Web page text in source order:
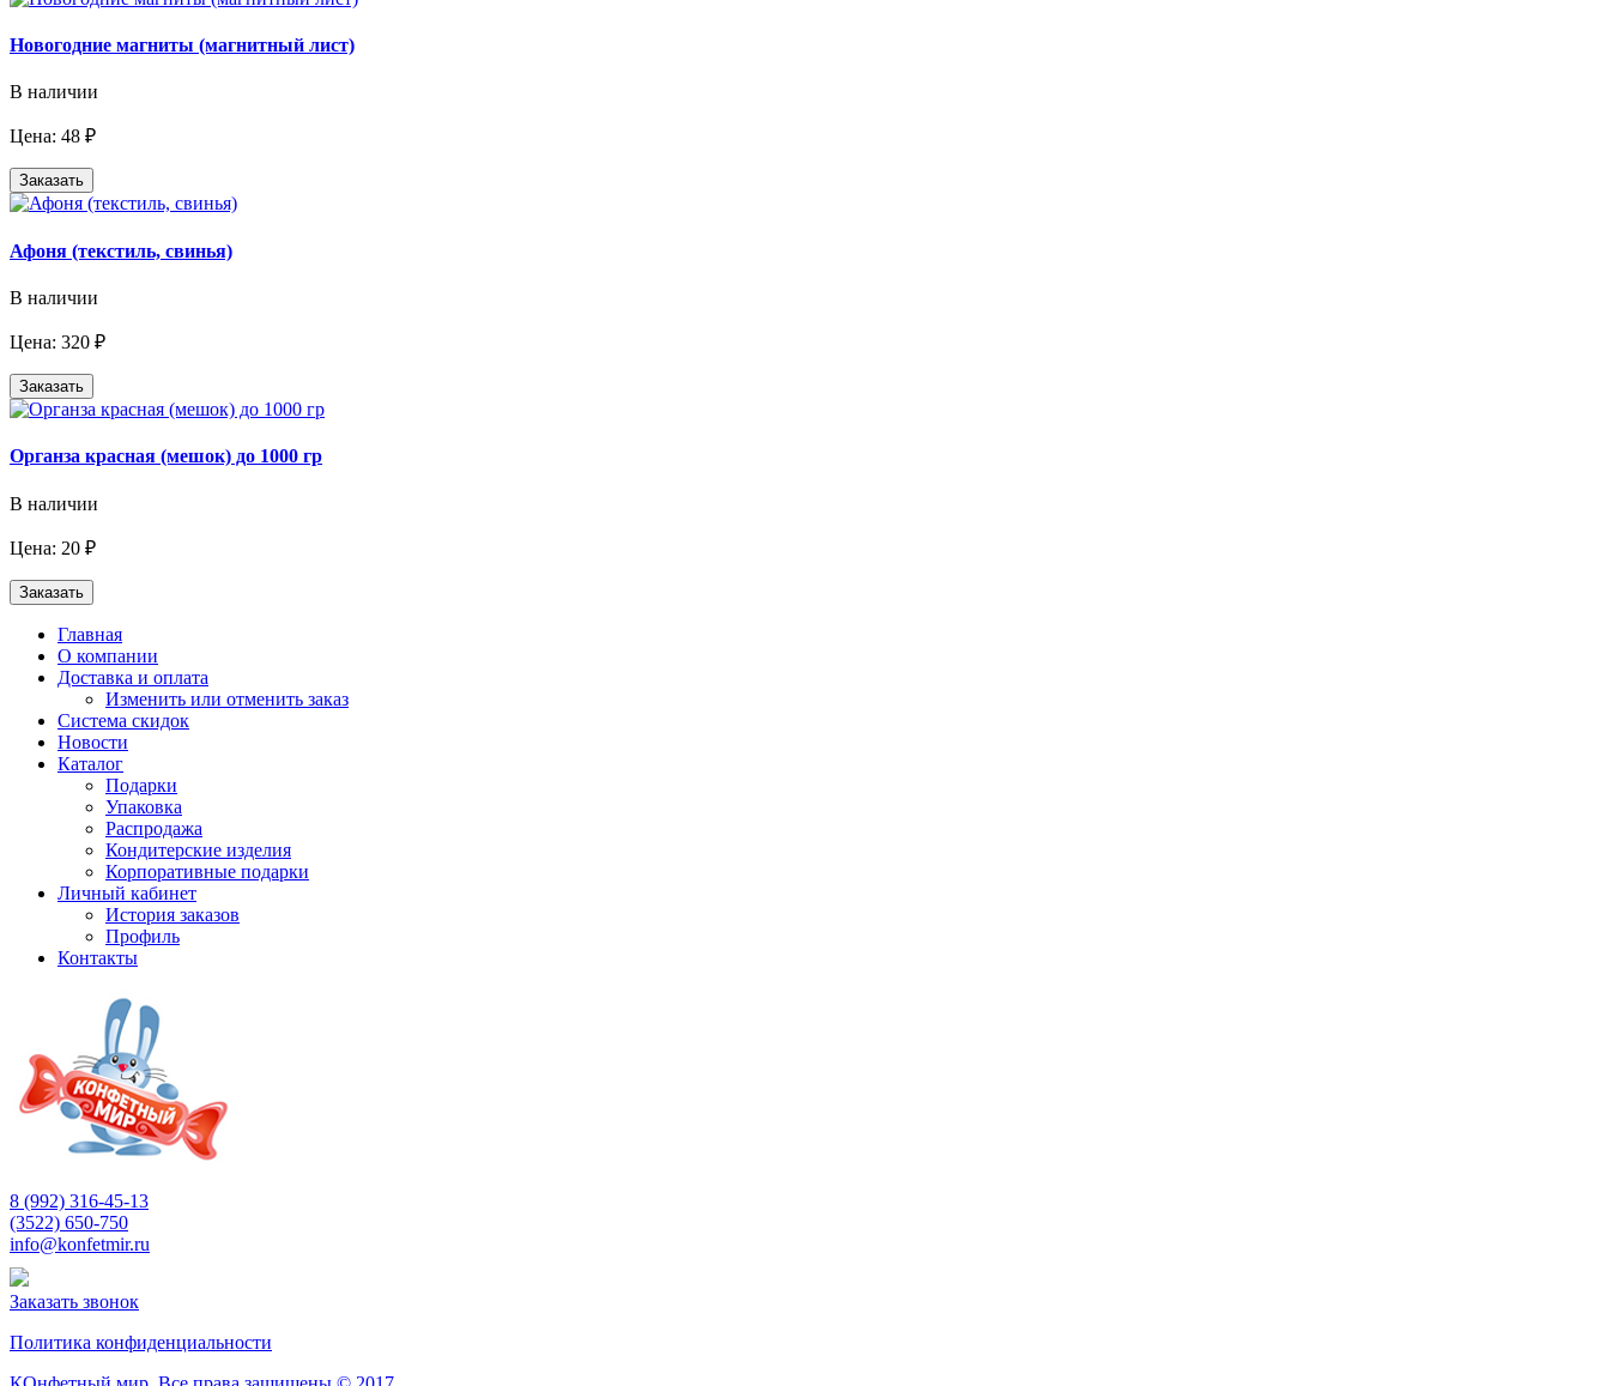
Новогодние магниты (магнитный лист)
В наличии
Цена: 48 ₽
Заказать
Афоня (текстиль, свинья)
В наличии
Цена: 320 ₽
Заказать
Органза красная (мешок) до 1000 гр
В наличии
Цена: 20 ₽
Заказать
Главная
О компании
Доставка и оплата
Изменить или отменить заказ
Система скидок
Новости
Каталог
Подарки
Упаковка
Распродажа
Кондитерские изделия
Корпоративные подарки
Личный кабинет
История заказов
Профиль
Контакты
8 (992) 316-45-13
(3522) 650-750
info@konfetmir.ru
Заказать звонок
Политика конфиденциальности